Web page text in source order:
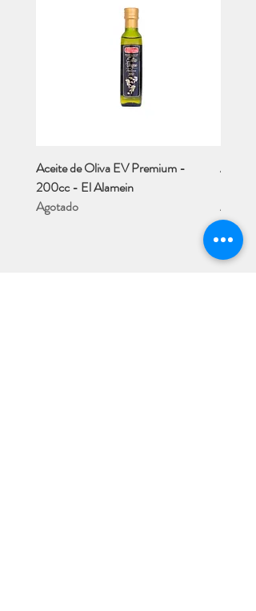
Aceite de Oliva EV Premium -
200cc - El Alamein
Agotado
Aceite
Agotado